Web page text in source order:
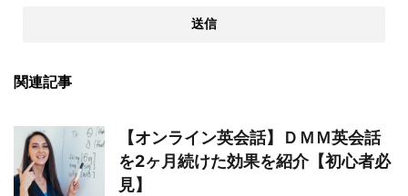
関連記事
【オンライン英会話】ＤＭＭ英会話
を2ヶ月続けた効果を紹介【初心者必
見】